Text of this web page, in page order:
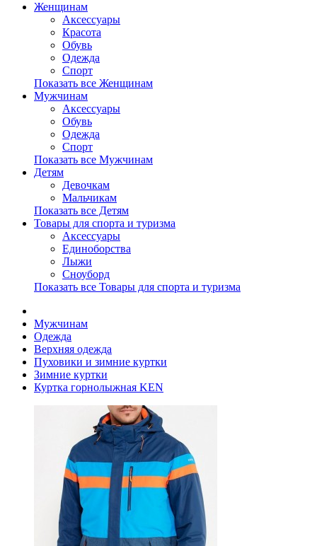
Женщинам
Аксессуары
Красота
Обувь
Одежда
Спорт
Показать все Женщинам
Мужчинам
Аксессуары
Обувь
Одежда
Спорт
Показать все Мужчинам
Детям
Девочкам
Мальчикам
Показать все Детям
Товары для спорта и туризма
Аксессуары
Единоборства
Лыжи
Сноуборд
Показать все Товары для спорта и туризма
Мужчинам
Одежда
Верхняя одежда
Пуховики и зимние куртки
Зимние куртки
Куртка горнолыжная KEN